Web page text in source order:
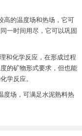
高的温度场和热场，它可
一时间用尽，它可以巩固
和化学反应，在形成过程
的矿物形式要求，但也能
学反应。
度场，可满足水泥熟料热